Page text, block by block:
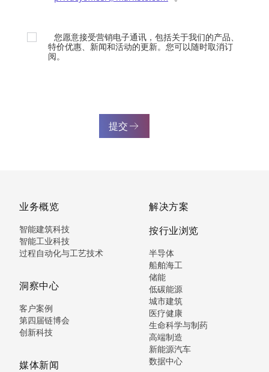
您愿意接受营销电子通讯，包括关于我们的产品、
特价优惠、新闻和活动的更新。您可以随时取消订
阅。
提交
业务概览
智能建筑科技
智能工业科技
过程自动化与工艺技术
洞察中心
客户案例
第四届链博会
创新科技
媒体新闻
解决方案
按行业浏览
半导体
船舶海工
储能
低碳能源
城市建筑
医疗健康
生命科学与制药
高端制造
新能源汽车
数据中心